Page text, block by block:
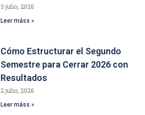
3 julio, 2026
Leer máss »
Cómo Estructurar el Segundo
Semestre para Cerrar 2026 con
Resultados
2 julio, 2026
Leer máss »